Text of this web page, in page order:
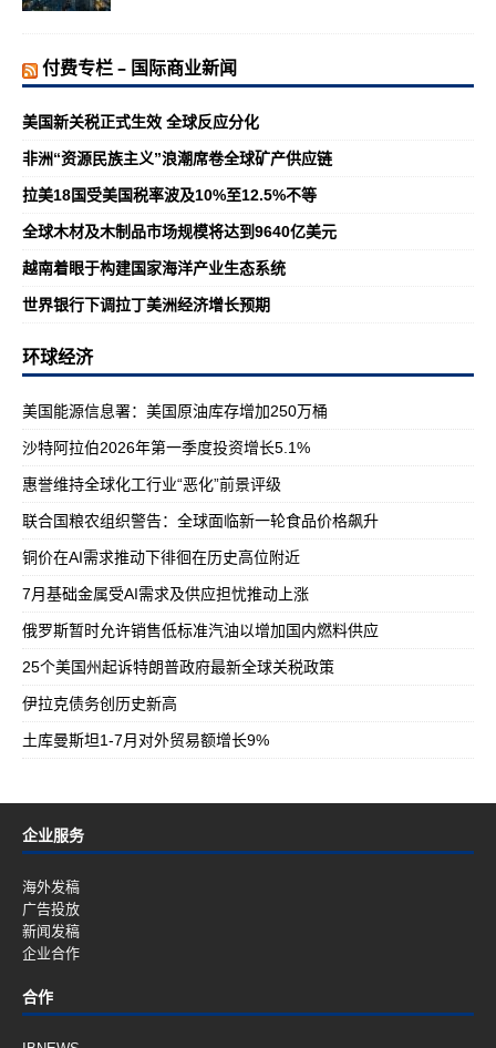
付费专栏 – 国际商业新闻
美国新关税正式生效 全球反应分化
非洲“资源民族主义”浪潮席卷全球矿产供应链
拉美18国受美国税率波及10%至12.5%不等
全球木材及木制品市场规模将达到9640亿美元
越南着眼于构建国家海洋产业生态系统
世界银行下调拉丁美洲经济增长预期
环球经济
美国能源信息署：美国原油库存增加250万桶
沙特阿拉伯2026年第一季度投资增长5.1%
惠誉维持全球化工行业“恶化”前景评级
联合国粮农组织警告：全球面临新一轮食品价格飙升
铜价在AI需求推动下徘徊在历史高位附近
7月基础金属受AI需求及供应担忧推动上涨
俄罗斯暂时允许销售低标准汽油以增加国内燃料供应
25个美国州起诉特朗普政府最新全球关税政策
伊拉克债务创历史新高
土库曼斯坦1-7月对外贸易额增长9%
企业服务
海外发稿
广告投放
新闻发稿
企业合作
合作